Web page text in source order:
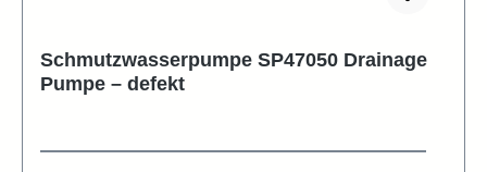
Schmutzwasserpumpe SP47050 Drainage
Pumpe – defekt